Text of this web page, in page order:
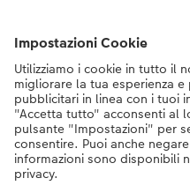
La Migros
Se hai domande sui prodotti o
lunedì alla domenica dalle 9:00
numero di telefono043 5500 292
20:00
DE